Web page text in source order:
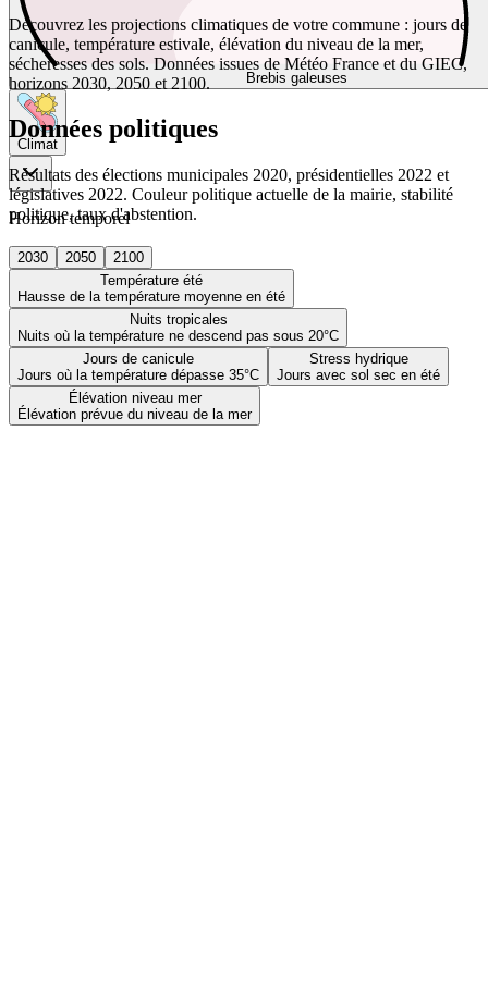
Brebis galeuses
Climat
Horizon temporel
2030 2050
2100
Température été
Hausse de la température moyenne en été
Nuits tropicales
Nuits où la température ne descend pas sous 20°C
Jours de canicule
Jours où la température dépasse 35°C
Stress hydrique
Jours avec sol sec en été
Élévation niveau mer
Élévation prévue du niveau de la mer
Découvrez les projections climatiques de votre commune : jours de
canicule, température estivale, élévation du niveau de la mer,
sécheresses des sols. Données issues de Météo France et du GIEC,
horizons 2030, 2050 et 2100.
Données politiques
Résultats des élections municipales 2020, présidentielles 2022 et
législatives 2022. Couleur politique actuelle de la mairie, stabilité
politique, taux d'abstention.